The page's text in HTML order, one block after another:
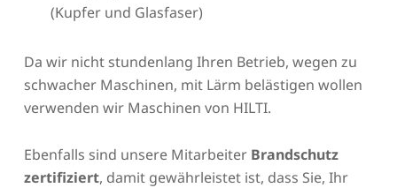
(Kupfer und Glasfaser)
Da wir nicht stundenlang Ihren Betrieb, wegen zu
schwacher Maschinen, mit Lärm belästigen wollen
verwenden wir Maschinen von HILTI.
Ebenfalls sind unsere Mitarbeiter Brandschutz
zertifiziert, damit gewährleistet ist, dass Sie, Ihr